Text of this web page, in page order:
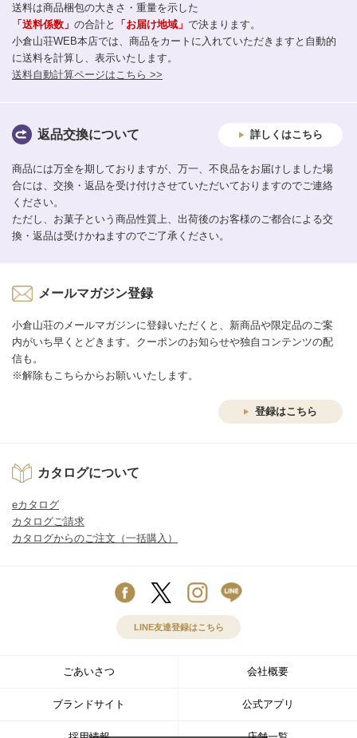
送料は商品梱包の大きさ・重量を示した
「送料係数」 の合計と 「お届け地域」 で決まります。
小倉山荘WEB本店では、商品をカートに入れていただきますと自動的
に送料を計算し、表示いたします。
送料自動計算ページはこちら >>
返品交換について 詳しくはこちら
商品には万全を期しておりますが、万一、不良品をお届けしました場
合には、交換・返品を受け付けさせていただいておりますのでご連絡
ください。
ただし、お菓子という商品性質上、出荷後のお客様のご都合による交
換・返品は受けかねますのでご了承ください。
メールマガジン登録
小倉山荘のメールマガジンに登録いただくと、新商品や限定品のご案
内がいち早くとどきます。クーポンのお知らせや独自コンテンツの配
信も。
※解除もこちらからお願いいたします。
登録はこちら
カタログについて
eカタログ
カタログご請求
カタログからのご注文（一括購入）
LINE友達登録はこちら
ごあいさつ 会社概要
ブランドサイト 公式アプリ